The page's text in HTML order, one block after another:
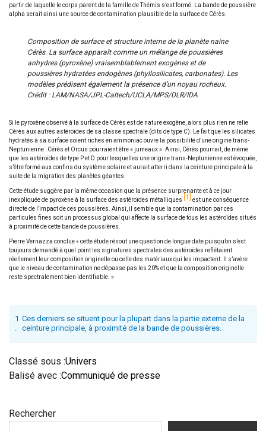
partir de laquelle le corps parent de la famille de Thémis s’est formé. La bande de poussière
alpha serait ainsi une source de contamination plausible de la surface de Cérès.
Composition de surface et structure interne de la planète naine
Cérès. La surface apparaît comme un mélange de poussières
anhydres (pyroxène) vraisemblablement exogènes et de
poussières hydratées endogènes (phyllosilicates, carbonates). Les
modèles prédisent également la présence d’un noyau rocheux.
Crédit : LAM/NASA/JPL-Caltech/UCLA/MPS/DLR/IDA
Si le pyroxène observé à la surface de Cérès est de nature exogène, alors plus rien ne relie
Cérès aux autres astéroïdes de sa classe spectrale (dits de type C). Le fait que les silicates
hydratés à sa surface soient riches en ammoniac ouvre la possibilité d’une origine trans-
Neptunienne : Cérès et Orcus pourraient être « jumeaux ». Ainsi, Cérès pourrait, de même
que les astéroïdes de type P et D pour lesquelles une origine trans-Neptunienne est évoquée,
s’être formé aux confins du système solaire et aurait atterri dans la ceinture principale à la
suite de la migration des planètes géantes.
Cette étude suggère par la même occasion que la présence surprenante et à ce jour
inexpliquée de pyroxène à la surface des astéroïdes métalliques 1
est une conséquence
directe de l’impact de ces poussières. Ainsi, il semble que la contamination par ces
particules fines soit un processus global qui affecte la surface de tous les astéroïdes situés
à proximité de cette bande de poussières.
Pierre Vernazza conclue « cette étude résout une question de longue date puisqu’on s’est
toujours demandé à quel point les signatures spectrales des astéroïdes reflétaient
réellement leur composition originelle ou celle des matériaux qui les impactent. Il s’avère
que le niveau de contamination ne dépasse pas les 20% et que la composition originelle
reste spectralement bien identifiable. »
1
.
Ces derniers se situent pour la plupart dans la partie externe de la
ceinture principale, à proximité de la bande de poussières.
Classé sous :Univers
Balisé avec :Communiqué de presse
Barre
latérale
Rechercher